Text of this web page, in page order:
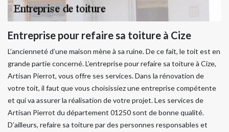
Entreprise pour refaire sa toiture à Cize
L’ancienneté d’une maison mène à sa ruine. De ce fait, le toit est en
grande partie concerné. L’entreprise pour refaire sa toiture à Cize,
Artisan Pierrot, vous offre ses services. Dans la rénovation de
votre toit, il faut que vous choisissiez une entreprise compétente
et qui va assurer la réalisation de votre projet. Les services de
Artisan Pierrot du département 01250 sont de bonne qualité.
D’ailleurs, refaire sa toiture par des personnes responsables et